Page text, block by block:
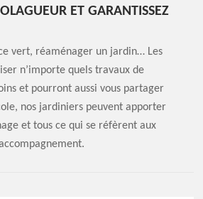
ET GARANTISSEZ
vert, réaménager un jardin… Les
n’importe quels travaux de
et pourront aussi vous partager
nos jardiniers peuvent apporter
et tous ce qui se réfèrent aux